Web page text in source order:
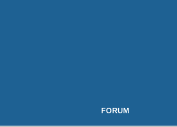
FORUM